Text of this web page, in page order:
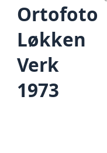
Ortofoto
Løkken
Verk
1973